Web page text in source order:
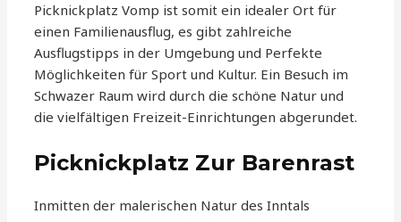
Picknickplatz Vomp ist somit ein idealer Ort für
einen Familienausflug, es gibt zahlreiche
Ausflugstipps in der Umgebung und Perfekte
Möglichkeiten für Sport und Kultur. Ein Besuch im
Schwazer Raum wird durch die schöne Natur und
die vielfältigen Freizeit-Einrichtungen abgerundet.
Picknickplatz Zur Barenrast
Inmitten der malerischen Natur des Inntals